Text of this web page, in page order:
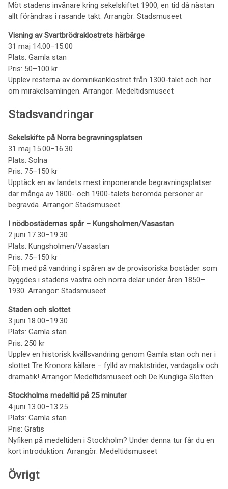
Möt stadens invånare kring sekelskiftet 1900, en tid då nästan
allt förändras i rasande takt. Arrangör: Stadsmuseet
Visning av Svartbrödraklostrets härbärge
31 maj 14.00–15.00
Plats: Gamla stan
Pris: 50–100 kr
Upplev resterna av dominikanklostret från 1300-talet och hör
om mirakelsamlingen. Arrangör: Medeltidsmuseet
Stadsvandringar
Sekelskifte på Norra begravningsplatsen
31 maj 15.00–16.30
Plats: Solna
Pris: 75–150 kr
Upptäck en av landets mest imponerande begravningsplatser
där många av 1800- och 1900-talets berömda personer är
begravda. Arrangör: Stadsmuseet
I nödbostädernas spår – Kungsholmen/Vasastan
2 juni 17.30–19.30
Plats: Kungsholmen/Vasastan
Pris: 75–150 kr
Följ med på vandring i spåren av de provisoriska bostäder som
byggdes i stadens västra och norra delar under åren 1850–
1930. Arrangör: Stadsmuseet
Staden och slottet
3 juni 18.00–19.30
Plats: Gamla stan
Pris: 250 kr
Upplev en historisk kvällsvandring genom Gamla stan och ner i
slottet Tre Kronors källare – fylld av maktstrider, vardagsliv och
dramatik! Arrangör: Medeltidsmuseet och De Kungliga Slotten
Stockholms medeltid på 25 minuter
4 juni 13.00–13.25
Plats: Gamla stan
Pris: Gratis
Nyfiken på medeltiden i Stockholm? Under denna tur får du en
kort introduktion. Arrangör: Medeltidsmuseet
Övrigt